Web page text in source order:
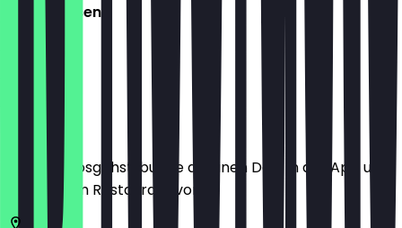
Geschlossen
Bevor du losgehst, buche dir einen Deal in der App und
zeige ihn im Restaurant vor.